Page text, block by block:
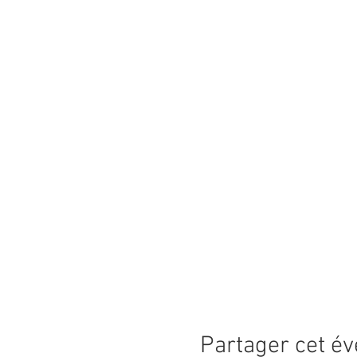
Partager cet